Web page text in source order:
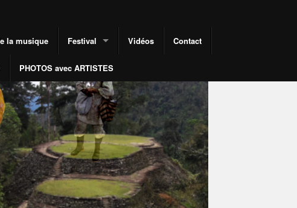
la musique Festival Vidéos Contact
PHOTOS avec ARTISTES Amitie